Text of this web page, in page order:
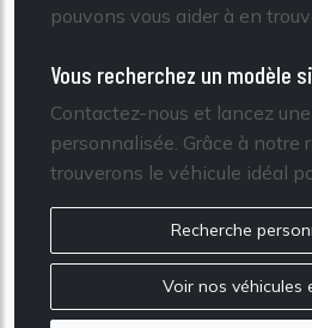
pouvons vous aider à en
Vous recherchez un modèle
Contactez-nous et lancez
personnalisée. Grâce à notre
trouverons le véhicule idéal
Recherche
Voir nos véhicules